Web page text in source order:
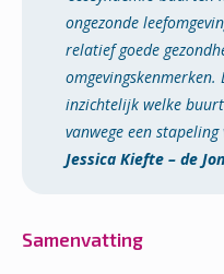
ongezonde
relatief goede
inzichtelijk welke
vanwege een
Jessica Kiefte – de
Samenvatting